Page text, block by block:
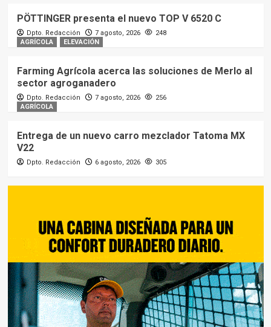
PÖTTINGER presenta el nuevo TOP V 6520 C
Dpto. Redacción 7 agosto, 2026
248
AGRÍCOLA
ELEVACIÓN
Farming Agrícola acerca las soluciones de Merlo al
sector agroganadero
Dpto. Redacción 7 agosto, 2026
256
AGRÍCOLA
Entrega de un nuevo carro mezclador Tatoma MX
V22
Dpto. Redacción 6 agosto, 2026 305